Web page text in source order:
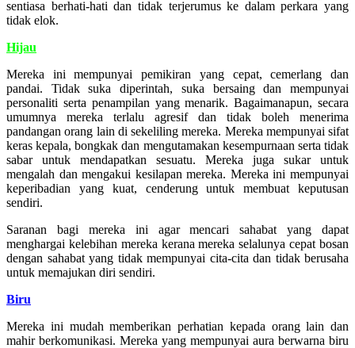
sentiasa berhati-hati dan tidak terjerumus ke dalam perkara yang
tidak elok.
Hijau
Mereka ini mempunyai pemikiran yang cepat, cemerlang dan
pandai. Tidak suka diperintah, suka bersaing dan mempunyai
personaliti serta penampilan yang menarik. Bagaimanapun, secara
umumnya mereka terlalu agresif dan tidak boleh menerima
pandangan orang lain di sekeliling mereka. Mereka mempunyai sifat
keras kepala, bongkak dan mengutamakan kesempurnaan serta tidak
sabar untuk mendapatkan sesuatu. Mereka juga sukar untuk
mengalah dan mengakui kesilapan mereka. Mereka ini mempunyai
keperibadian yang kuat, cenderung untuk membuat keputusan
sendiri.
Saranan bagi mereka ini agar mencari sahabat yang dapat
menghargai kelebihan mereka kerana mereka selalunya cepat bosan
dengan sahabat yang tidak mempunyai cita-cita dan tidak berusaha
untuk memajukan diri sendiri.
Biru
Mereka ini mudah memberikan perhatian kepada orang lain dan
mahir berkomunikasi. Mereka yang mempunyai aura berwarna biru